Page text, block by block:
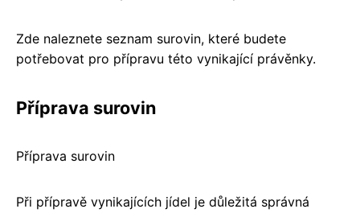
Zde naleznete seznam surovin, které budete
potřebovat pro přípravu této vynikající právěnky.
Příprava surovin
Příprava surovin
Při přípravě vynikajících jídel je důležitá správná